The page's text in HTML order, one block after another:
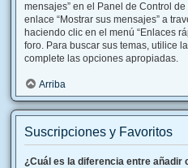
mensajes” en el Panel de Control
enlace “Mostrar sus mensajes” a
haciendo clic en el menú “Enlaces
foro. Para buscar sus temas, utilice
complete las opciones apropiadas.
Arriba
Suscripciones y Favoritos
¿Cuál es la diferencia entre